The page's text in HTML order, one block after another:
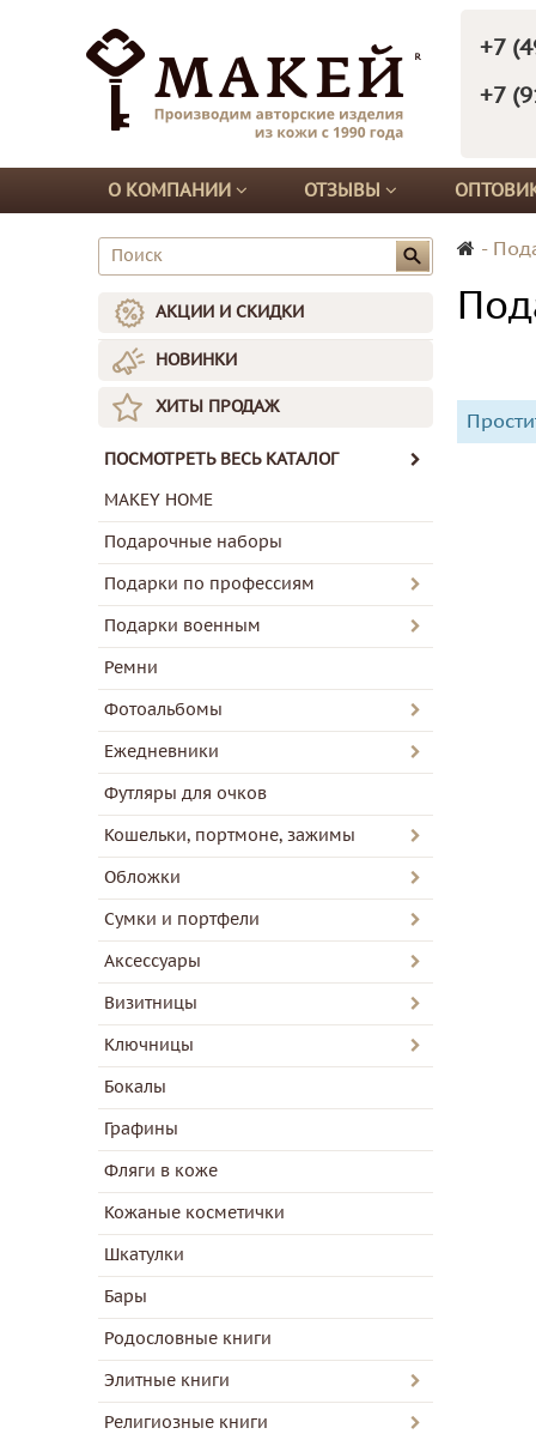
+7
+7
О КОМПАНИИ ОТЗЫВЫ
АКЦИИ И СКИДКИ
НОВИНКИ
ХИТЫ ПРОДАЖ
ПОСМОТРЕТЬ ВЕСЬ КАТАЛОГ
MAKEY HOME
Подарочные наборы
Подарки по профессиям
Подарки военным
Ремни
Фотоальбомы
Ежедневники
Футляры для очков
Кошельки, портмоне, зажимы
Обложки
Сумки и портфели
Аксессуары
Визитницы
Ключницы
Бокалы
Графины
Фляги в коже
Кожаные косметички
Шкатулки
Бары
Родословные книги
Элитные книги
Религиозные книги
-